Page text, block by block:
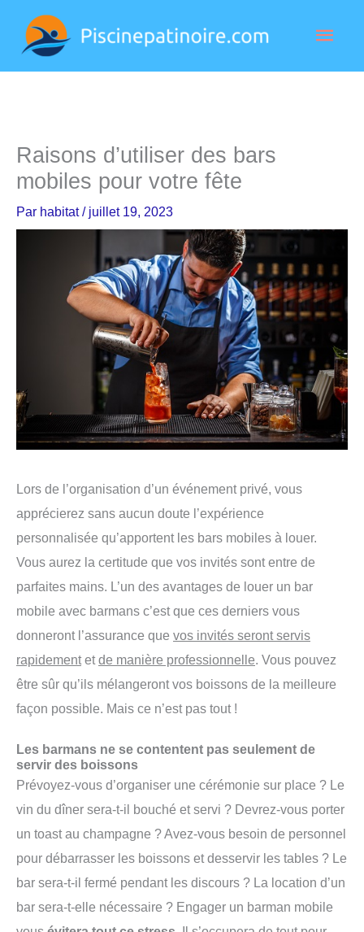
contenu
Raisons d’utiliser des bars
mobiles pour votre fête
Par habitat/ juillet 19, 2023
Lors de l’organisation d’un événement privé, vous
apprécierez sans aucun doute l’expérience
personnalisée qu’apportent les bars mobiles à louer.
Vous aurez la certitude que vos invités sont entre de
parfaites mains. L’un des avantages de louer un bar
mobile avec barmans c’est que ces derniers vous
donneront l’assurance que vos invités seront servis
rapidementetde manière professionnelle. Vous pouvez
être sûr qu’ils mélangeront vos boissons de la meilleure
façon possible. Mais ce n’est pas tout !
Les barmans ne se contentent pas seulement de
servir des boissons
Prévoyez-vous d’organiser une cérémonie sur place ? Le
vin du dîner sera-t-il bouché et servi ? Devrez-vous porter
un toast au champagne ? Avez-vous besoin de personnel
pour débarrasser les boissons et desservir les tables ? Le
bar sera-t-il fermé pendant les discours ? La location d’un
bar sera-t-elle nécessaire ? Engager un barman mobile